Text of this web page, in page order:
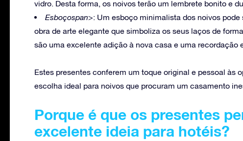
vidro. Desta forma, os noivos terão um lembrete bonito e
Esboçospan>: Um esboço minimalista dos noivos
obra de arte elegante que simboliza os seus laços de
são uma excelente adição à nova casa e uma recordação
Estes presentes conferem um toque original e pessoal às
escolha ideal para noivos que procuram um casamento
Porque é que os presentes
excelente ideia para hotéis?